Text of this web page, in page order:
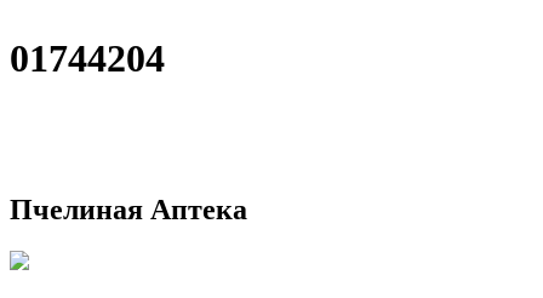
01744204
Пчелиная Аптека